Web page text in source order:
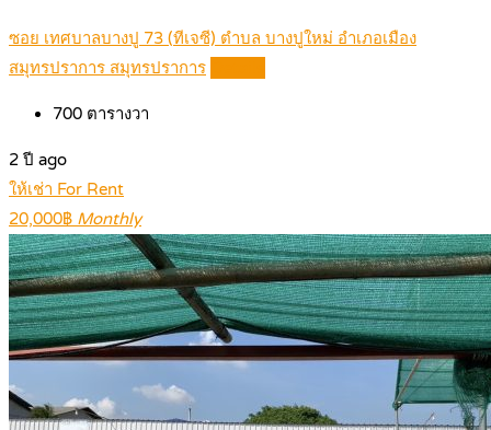
ซอย เทศบาลบางปู 73 (ทีเจซี) ตำบล บางปูใหม่ อำเภอเมือง
สมุทรปราการ สมุทรปราการ
700 ตารางวา
2 ปี ago
ให้เช่า For Rent
20,000฿ Monthly